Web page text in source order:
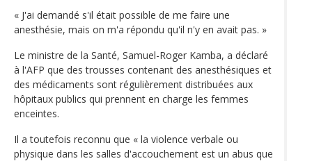
« J'ai demandé s'il était possible de me faire une
anesthésie, mais on m'a répondu qu'il n'y en avait pas. »
Le ministre de la Santé, Samuel-Roger Kamba, a déclaré
à l'AFP que des trousses contenant des anesthésiques et
des médicaments sont régulièrement distribuées aux
hôpitaux publics qui prennent en charge les femmes
enceintes.
Il a toutefois reconnu que « la violence verbale ou
physique dans les salles d'accouchement est un abus que